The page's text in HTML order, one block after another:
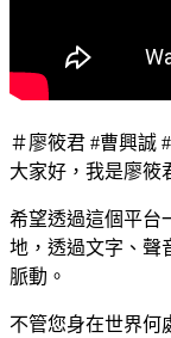
＃廖筱君 #曹興誠
大家好，我是廖筱
希望透過這個平台
地，透過文字、聲
脈動。
不管您身在世界何